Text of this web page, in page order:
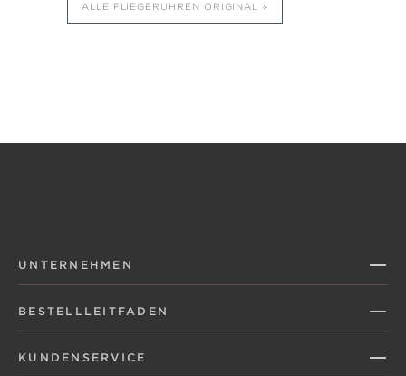
ALLE FLIEGERUHREN ORIGINAL
UNTERNEHMEN
BESTELLLEITFADEN
KUNDENSERVICE